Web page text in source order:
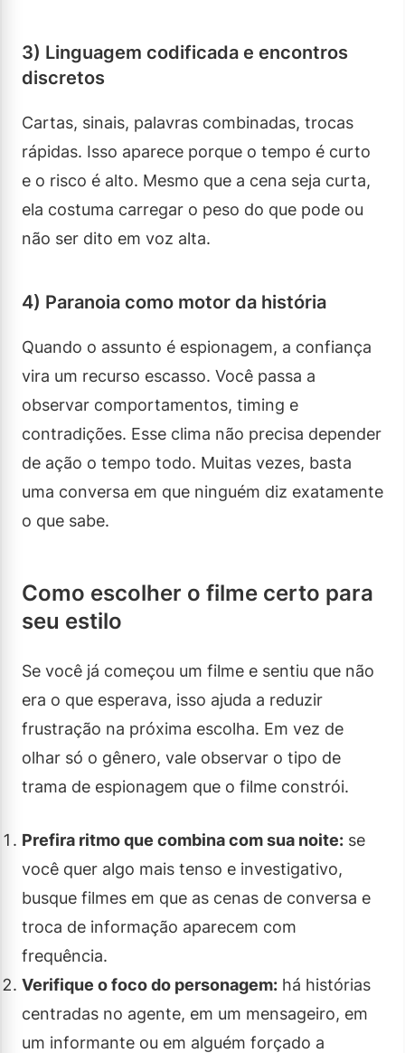
3) Linguagem codificada e encontros
discretos
Cartas, sinais, palavras combinadas, trocas
rápidas. Isso aparece porque o tempo é curto
e o risco é alto. Mesmo que a cena seja curta,
ela costuma carregar o peso do que pode ou
não ser dito em voz alta.
4) Paranoia como motor da história
Quando o assunto é espionagem, a confiança
vira um recurso escasso. Você passa a
observar comportamentos, timing e
contradições. Esse clima não precisa depender
de ação o tempo todo. Muitas vezes, basta
uma conversa em que ninguém diz exatamente
o que sabe.
Como escolher o filme certo para
seu estilo
Se você já começou um filme e sentiu que não
era o que esperava, isso ajuda a reduzir
frustração na próxima escolha. Em vez de
olhar só o gênero, vale observar o tipo de
trama de espionagem que o filme constrói.
Prefira ritmo que combina com sua noite: se
você quer algo mais tenso e investigativo,
busque filmes em que as cenas de conversa e
troca de informação aparecem com
frequência.
Verifique o foco do personagem: há histórias
centradas no agente, em um mensageiro, em
um informante ou em alguém forçado a